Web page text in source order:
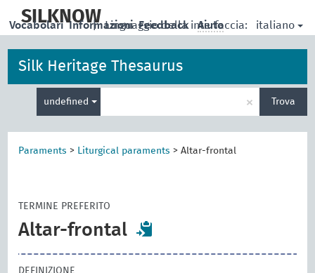
main
SILKNOW
| Linguaggio della interfaccia: italiano
Vocabolari Informazioni Feedback Aiuto
Silk Heritage Thesaurus
undefined
per
la
× Trova
Paraments > Liturgical paraments >Altar-frontal
TERMINE PREFERITO
Altar-frontal
DEFINIZIONE